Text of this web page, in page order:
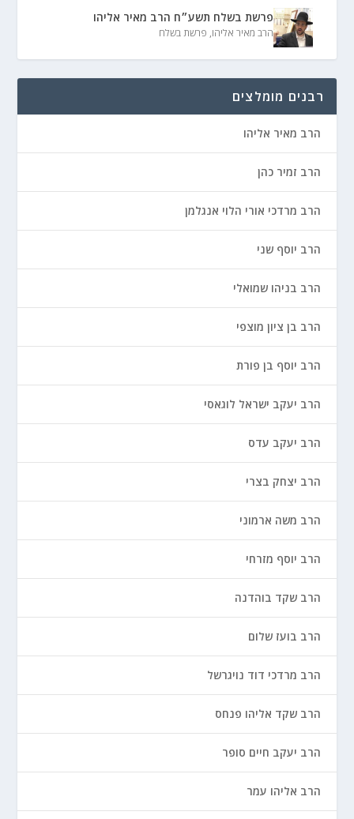
פרשת בשלח תשע״ח הרב מאיר אליהו
הרב מאיר אליהו, פרשת בשלח
רבנים מומלצים
הרב מאיר אליהו
הרב זמיר כהן
הרב מרדכי אורי הלוי אנגלמן
הרב יוסף שני
הרב בניהו שמואלי
הרב בן ציון מוצפי
הרב יוסף בן פורת
הרב יעקב ישראל לוגאסי
הרב יעקב עדס
הרב יצחק בצרי
הרב משה ארמוני
הרב יוסף מזרחי
הרב שקד בוהדנה
הרב בועז שלום
הרב מרדכי דוד נויגרשל
הרב שקד אליהו פנחס
הרב יעקב חיים סופר
הרב אליהו עמר